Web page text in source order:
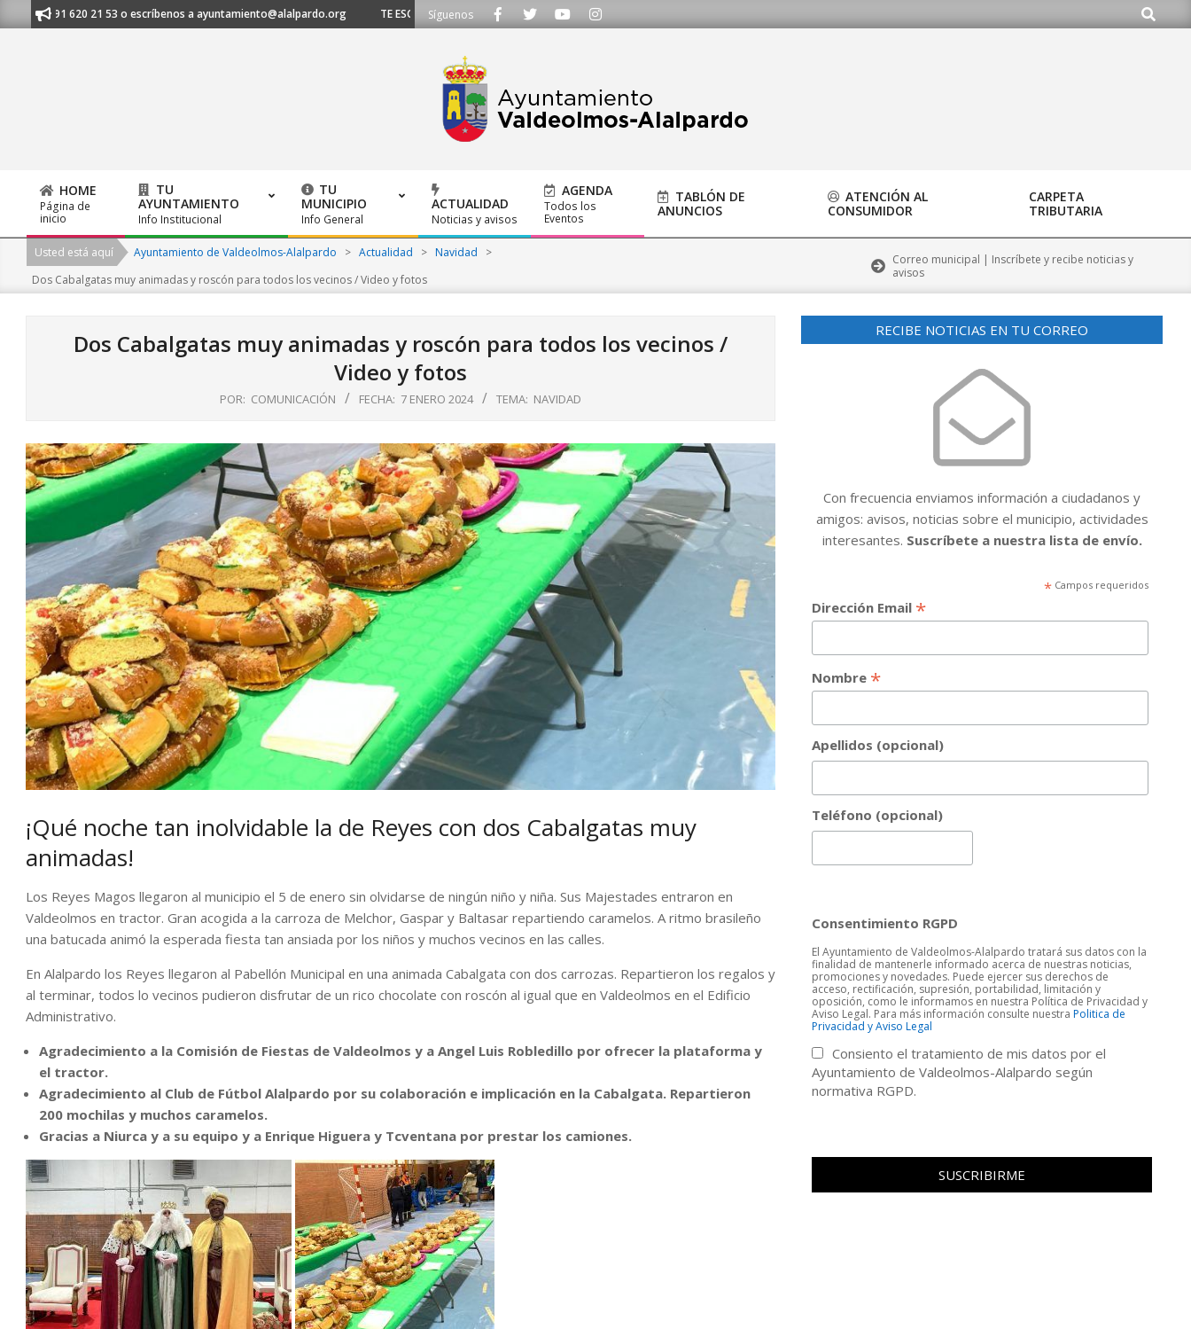
to
al 91 620 21 53 o escríbenos a ayuntamiento@alalpardo.org TE ESCUCHAMOS - Llámanos al 91 620 21 53 o escríbenos a ayuntamiento@alalpardo.org
Síguenos Buscar
Primary
Navigation
Menu
HOME
Página de
inicio
TU
AYUNTAMIENTO
Info Institucional
TU
MUNICIPIO
Info General
ACTUALIDAD
Noticias y avisos
AGENDA
Todos los
Eventos
TABLÓN DE
ANUNCIOS
ATENCIÓN AL
CONSUMIDOR
CARPETA
TRIBUTARIA
Usted está aquí Ayuntamiento de Valdeolmos-Alalpardo > Actualidad > Navidad
>
Dos Cabalgatas muy animadas y roscón para todos los vecinos / Video y fotos
Correo municipal | Inscríbete y recibe noticias y
avisos
Dos Cabalgatas muy animadas y roscón para todos los vecinos /
Video y fotos
POR: COMUNICACIÓN FECHA: 7 ENERO 2024 TEMA: NAVIDAD
¡Qué noche tan inolvidable la de Reyes con dos Cabalgatas muy
animadas!
Los Reyes Magos llegaron al municipio el 5 de enero sin olvidarse de ningún niño y niña. Sus Majestades entraron en
Valdeolmos en tractor. Gran acogida a la carroza de Melchor, Gaspar y Baltasar repartiendo caramelos. A ritmo brasileño
una batucada animó la esperada fiesta tan ansiada por los niños y muchos vecinos en las calles.
En Alalpardo los Reyes llegaron al Pabellón Municipal en una animada Cabalgata con dos carrozas. Repartieron los regalos y
al terminar, todos lo vecinos pudieron disfrutar de un rico chocolate con roscón al igual que en Valdeolmos en el Edificio
Administrativo.
Agradecimiento a la Comisión de Fiestas de Valdeolmos y a Angel Luis Robledillo por ofrecer la plataforma y
el tractor.
Agradecimiento al Club de Fútbol Alalpardo por su colaboración e implicación en la Cabalgata. Repartieron
200 mochilas y muchos caramelos.
Gracias a Niurca y a su equipo y a Enrique Higuera y Tcventana por prestar los camiones.
RECIBE NOTICIAS EN TU CORREO
Con frecuencia enviamos información a ciudadanos y
amigos: avisos, noticias sobre el municipio, actividades
interesantes. Suscríbete a nuestra lista de envío.
* Campos requeridos
Dirección Email *
Nombre *
Apellidos (opcional)
Teléfono (opcional)
Consentimiento RGPD
El Ayuntamiento de Valdeolmos-Alalpardo tratará sus datos con la
finalidad de mantenerle informado acerca de nuestras noticias,
promociones y novedades. Puede ejercer sus derechos de
acceso, rectificación, supresión, portabilidad, limitación y
oposición, como le informamos en nuestra Política de Privacidad y
Aviso Legal. Para más información consulte nuestraPolitica de
Privacidad y Aviso Legal
Consiento el tratamiento de mis datos por el
Ayuntamiento de Valdeolmos-Alalpardo según
normativa RGPD.